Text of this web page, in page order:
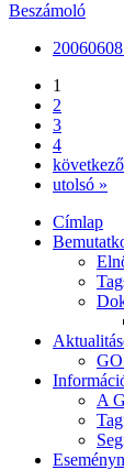
Beszámoló
1
2
3
4
utolsó »
Címlap
A